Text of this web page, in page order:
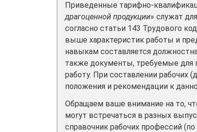
Приведенные тарифно-
драгоценной продукции» служат
согласно статьи 143 Трудового
выше характеристик работы и
навыкам составляется
также документы, требуемые для
работу. При составлении рабочих
положения и рекомендации к
Обращаем ваше внимание на то,
могут встречаться в разных
справочник рабочих профессий (по